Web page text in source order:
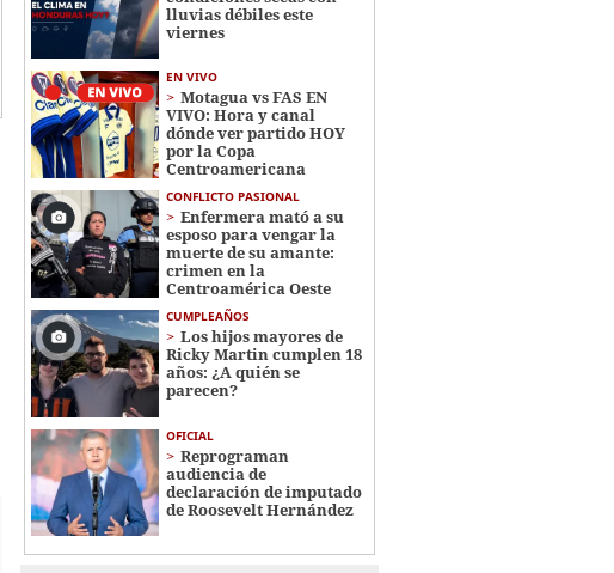
lluvias débiles este
viernes
EN VIVO
Motagua vs FAS EN
VIVO: Hora y canal
dónde ver partido HOY
por la Copa
Centroamericana
CONFLICTO PASIONAL
Enfermera mató a su
esposo para vengar la
muerte de su amante:
crimen en la
Centroamérica Oeste
CUMPLEAÑOS
Los hijos mayores de
Ricky Martin cumplen 18
años: ¿A quién se
parecen?
OFICIAL
Reprograman
audiencia de
declaración de imputado
de Roosevelt Hernández